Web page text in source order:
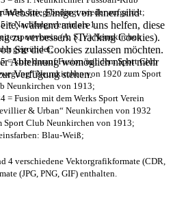
Website. Einige von ihnen sind
während andere uns helfen, diese
zu verbessern (Tracking Cookies).
Sie die Cookies zulassen möchten.
Ablehnung womöglich nicht mehr
Verfügung stehen.
kriegsbedingt wieder aufgelöst;
= Nachfolgeverein als 1.
(A. S. V.) Neunkirchen
gegründet;
= kurz darauf Fusion mit dem Sport Club
Neunkirchen von 1920 zum Sport
Neunkirchen von 1913;
= Fusion mit dem Werks Sport Verein
& Urban“ Neunkirchen von 1932
Sport Club Neunkirchen von 1913;
Blau-Weiß;
4 verschiedene Vektorgrafikformate (CDR,
(JPG, PNG, GIF) enthalten.